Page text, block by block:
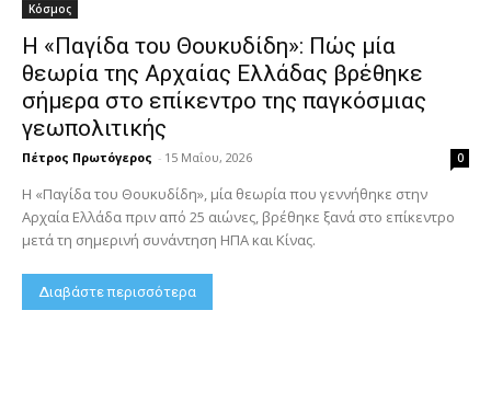
Κόσμος
Η «Παγίδα του Θουκυδίδη»: Πώς μία
θεωρία της Αρχαίας Ελλάδας βρέθηκε
σήμερα στο επίκεντρο της παγκόσμιας
γεωπολιτικής
Πέτρος Πρωτόγερος - 15 Μαΐου, 2026 0
Η «Παγίδα του Θουκυδίδη», μία θεωρία που γεννήθηκε στην
Αρχαία Ελλάδα πριν από 25 αιώνες, βρέθηκε ξανά στο επίκεντρο
μετά τη σημερινή συνάντηση ΗΠΑ και Κίνας.
Διαβάστε περισσότερα